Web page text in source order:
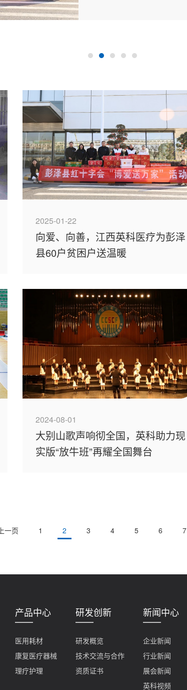
2025-01-22
向爱、向善，江西英科医疗为彭泽
县60户贫困户送温暖
2024-08-01
大别山歌声响彻全国，英科助力现
实版“放牛班”再耀全国舞台
上一页 1 2 3 4 5 6 7
产品中心
医用耗材
康复医疗器械
理疗护理
研发创新
研发概览
技术交流与合作
资质证书
新闻中心
企业新闻
行业新闻
展会新闻
英科视频